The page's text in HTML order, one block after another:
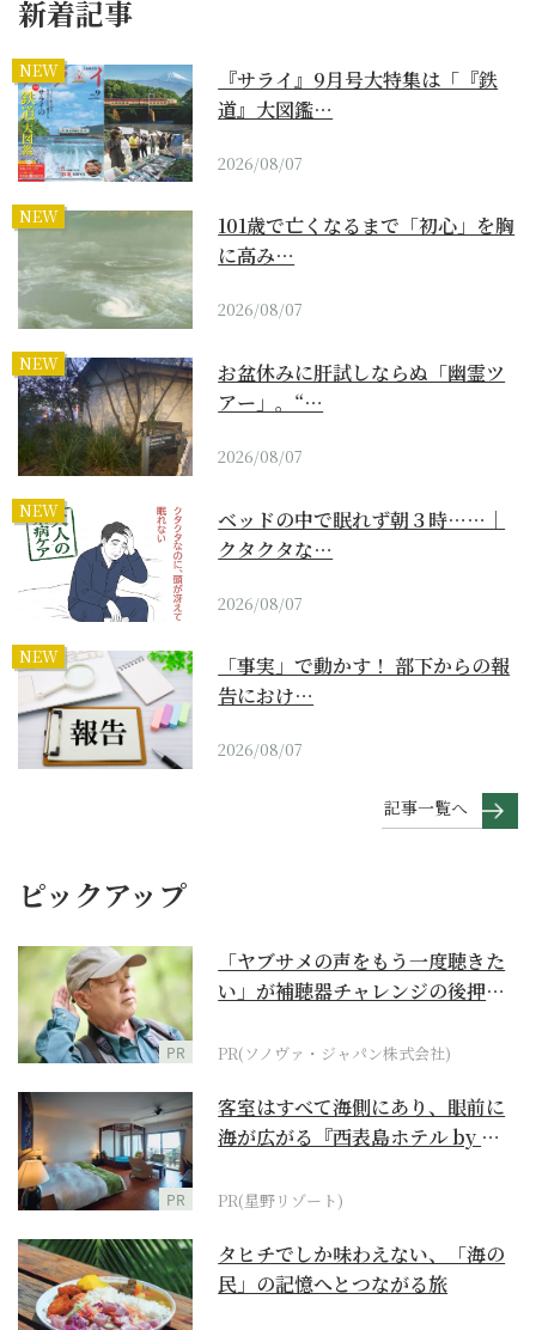
新着記事
NEW
『サライ』9月号大特集は「『鉄
道』大図鑑…
2026/08/07
NEW
101歳で亡くなるまで「初心」を胸
に高み…
2026/08/07
NEW
お盆休みに肝試しならぬ「幽霊ツ
アー」。“…
2026/08/07
NEW
ベッドの中で眠れず朝３時……｜
クタクタな…
2026/08/07
NEW
「事実」で動かす！ 部下からの報
告におけ…
2026/08/07
記事一覧へ
ピックアップ
PR
「ヤブサメの声をもう一度聴きた
い」が補聴器チャレンジの後押し
PR(ソノヴァ・ジャパン株式会社)
PR
客室はすべて海側にあり、眼前に
海が広がる『西表島ホテル by 星
PR(星野リゾート)
タヒチでしか味わえない、「海の
民」の記憶へとつながる旅